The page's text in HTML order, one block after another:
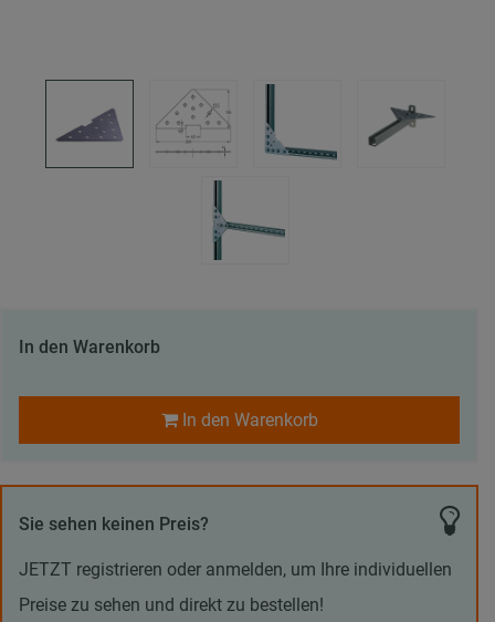
In den Warenkorb
In den Warenkorb
Sie sehen keinen Preis?
JETZT registrieren oder anmelden, um Ihre individuellen
Preise zu sehen und direkt zu bestellen!